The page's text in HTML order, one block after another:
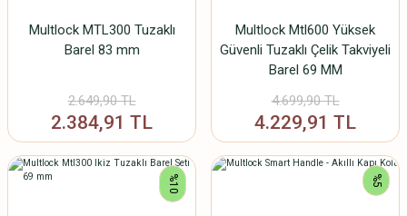
Multlock MTL300 Tuzaklı
Barel 83 mm
2.649,90 TL
2.384,91 TL
Multlock Mtl600 Yüksek
Güvenli Tuzaklı Çelik Takviyeli
Barel 69 MM
4.699,90 TL
4.229,91 TL
%10 %5